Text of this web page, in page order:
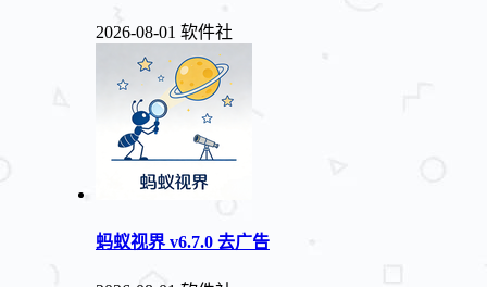
2026-08-01 软件社
蚂蚁视界 v6.7.0 去广告